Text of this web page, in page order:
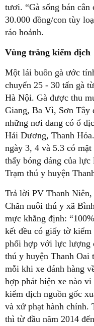
tươi. “Gà sống bán
30.000 đồng/con tùy
ráo hoảnh.
Vùng trắng kiểm dịch
Một lái buôn gà ước
chuyển 25 - 30 tấn gà
Hà Nội. Gà được thu
Giang, Ba Vì, Sơn Tây
những nơi đang có ổ
Hải Dương, Thanh
ngày 3, 4 và 5.3 có
thấy bóng dáng của
Trạm thú y huyện
Trả lời PV Thanh Niên,
Chăn nuôi thú y xã
mực khẳng định:
kết đều có giấy tờ
phối hợp với lực lượng
thú y huyện Thanh Oai
mỗi khi xe đánh hàng
hợp phát hiện xe nào
kiểm dịch nguồn gốc
và xử phạt hành chính.
thì từ đầu năm 2014